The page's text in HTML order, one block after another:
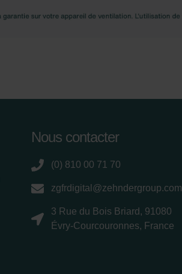
Nous contacter
(0) 810 00 71 70
zgfrdigital@zehndergroup.com
3 Rue du Bois Briard, 91080
Évry-Courcouronnes, France